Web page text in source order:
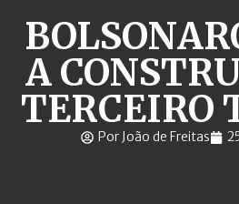
A
TERCEIRO
Por João de Freitas